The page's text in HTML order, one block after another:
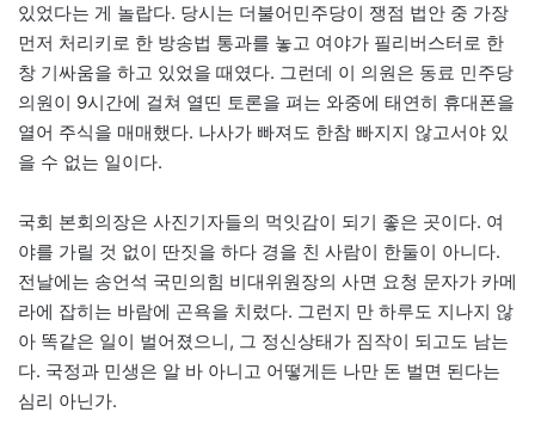
있었다는 게 놀랍다. 당시는 더불어민주당이 쟁점 법안 중 가장
먼저 처리키로 한 방송법 통과를 놓고 여야가 필리버스터로 한
창 기싸움을 하고 있었을 때였다. 그런데 이 의원은 동료 민주당
의원이 9시간에 걸쳐 열띤 토론을 펴는 와중에 태연히 휴대폰을
열어 주식을 매매했다. 나사가 빠져도 한참 빠지지 않고서야 있
을 수 없는 일이다.
국회 본회의장은 사진기자들의 먹잇감이 되기 좋은 곳이다. 여
야를 가릴 것 없이 딴짓을 하다 경을 친 사람이 한둘이 아니다.
전날에는 송언석 국민의힘 비대위원장의 사면 요청 문자가 카메
라에 잡히는 바람에 곤욕을 치렀다. 그런지 만 하루도 지나지 않
아 똑같은 일이 벌어졌으니, 그 정신상태가 짐작이 되고도 남는
다. 국정과 민생은 알 바 아니고 어떻게든 나만 돈 벌면 된다는
심리 아닌가.